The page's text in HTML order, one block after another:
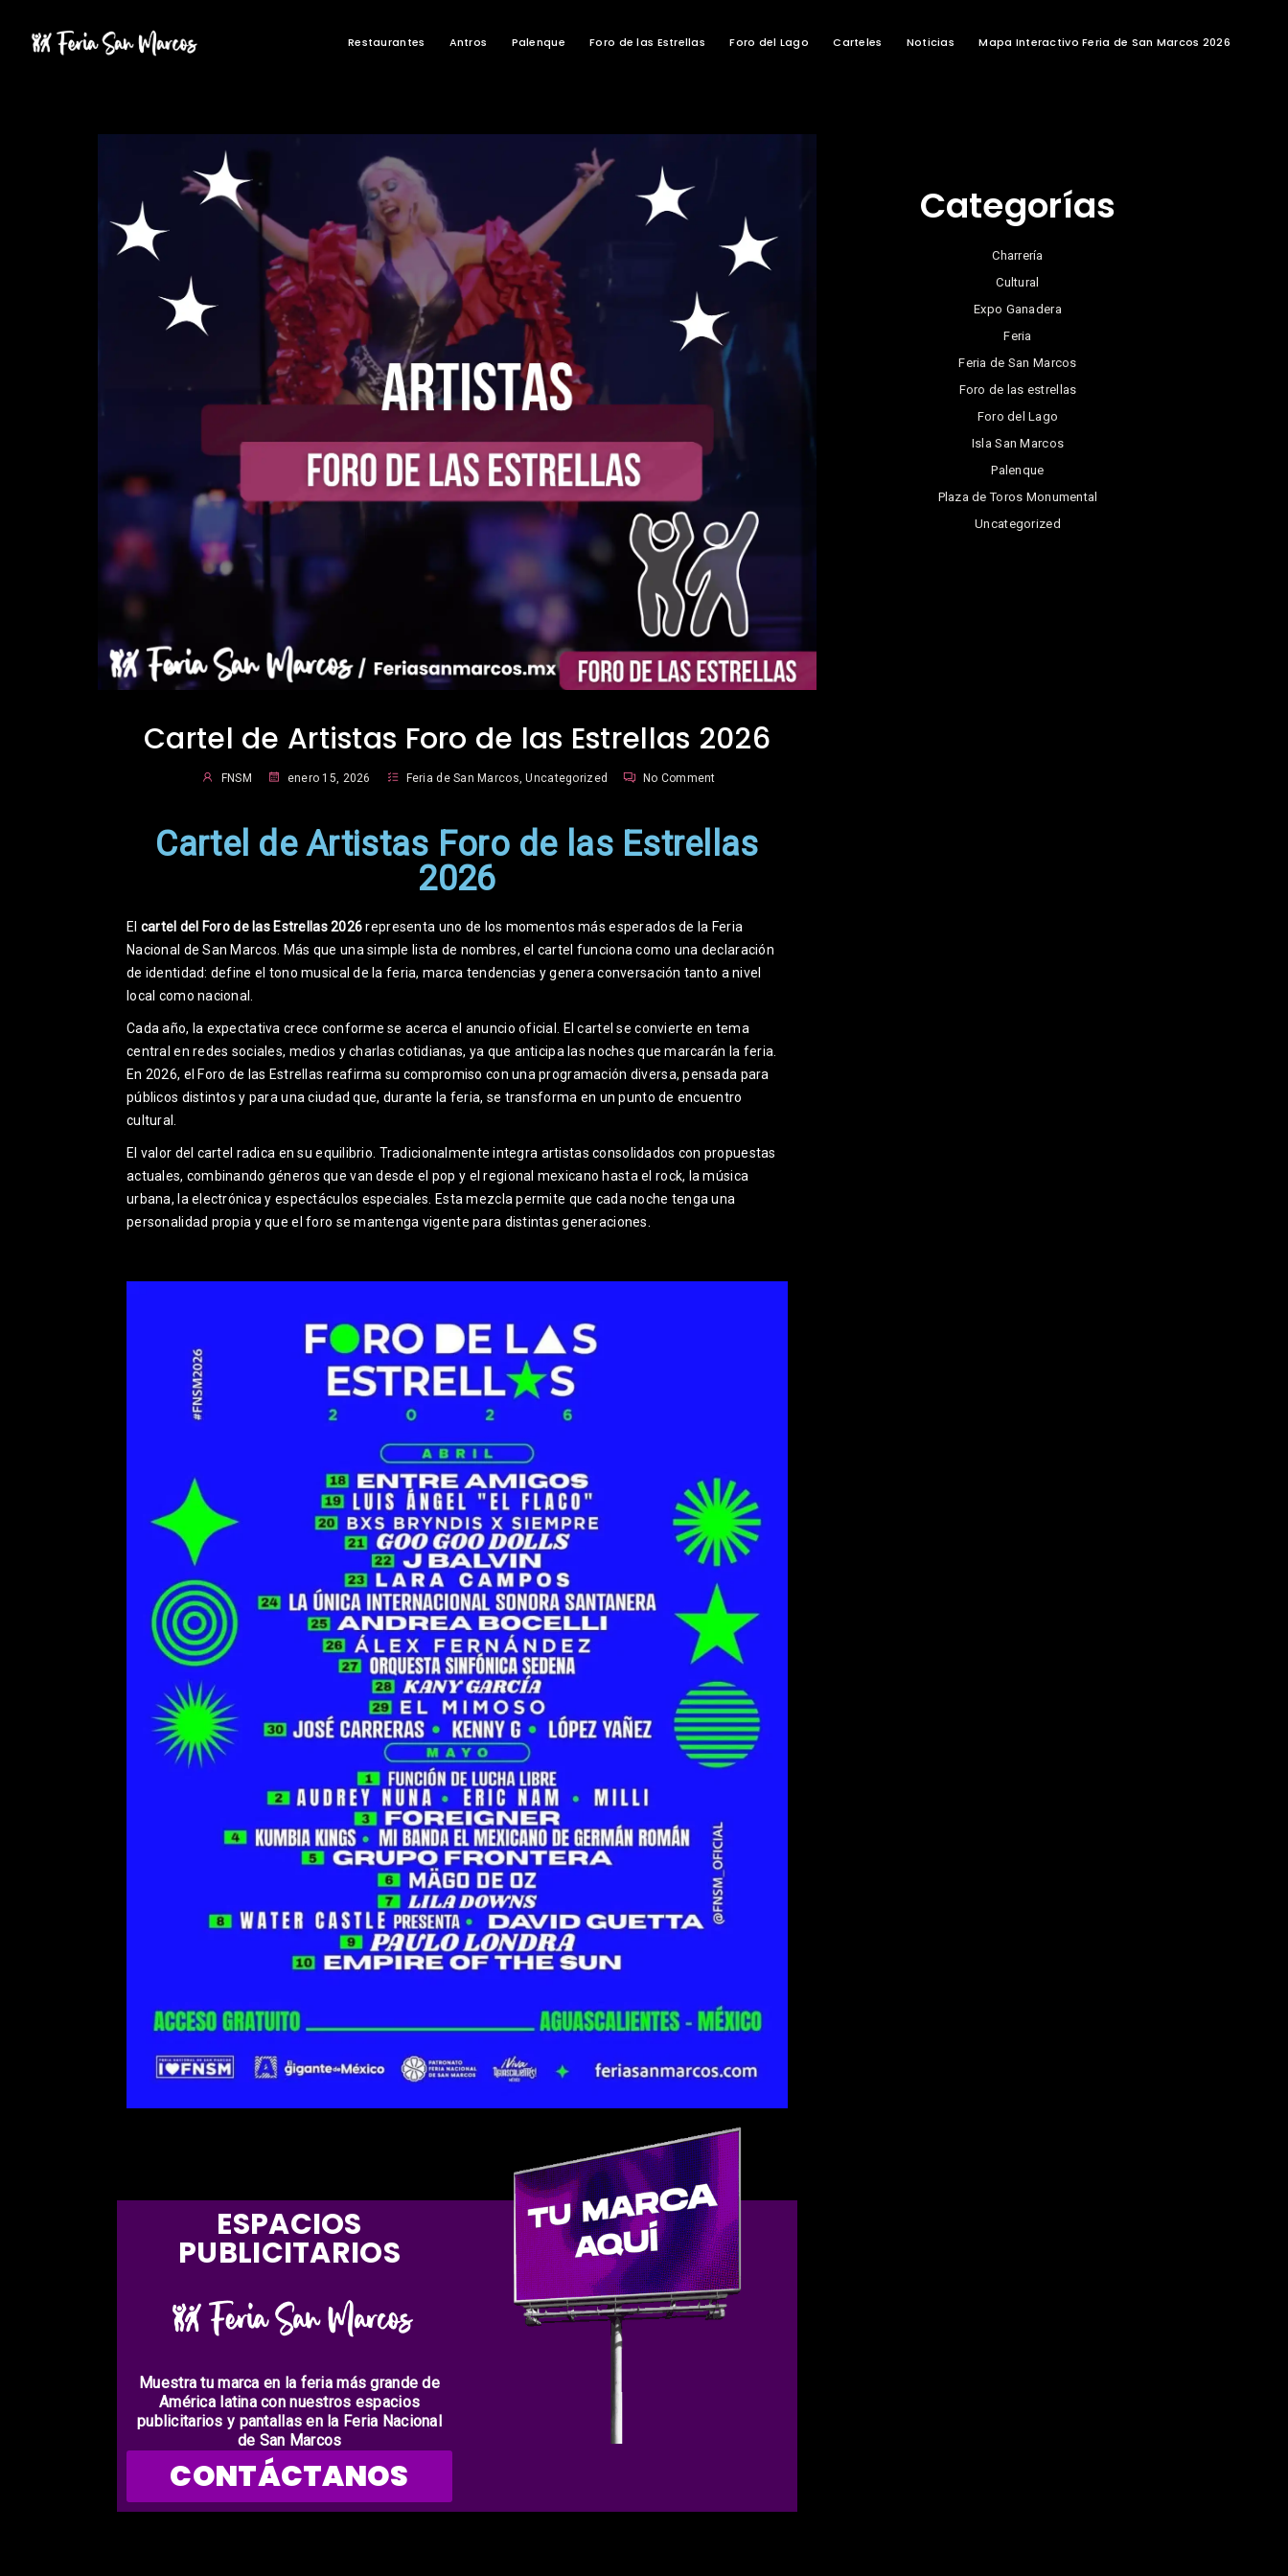
Restaurantes Antros Palenque Foro de las Estrellas Foro del Lago Carteles Noticias Mapa Interactivo Feria de San Marcos 2026
Cartel de Artistas Foro de las Estrellas 2026
FNSM enero 15, 2026 Feria de San Marcos,Uncategorized No Comment
Cartel de Artistas Foro de las Estrellas
2026
El cartel del Foro de las Estrellas 2026representa uno de los momentos más esperados de la Feria
Nacional de San Marcos. Más que una simple lista de nombres, el cartel funciona como una declaración
de identidad: define el tono musical de la feria, marca tendencias y genera conversación tanto a nivel
local como nacional.
Cada año, la expectativa crece conforme se acerca el anuncio oficial. El cartel se convierte en tema
central en redes sociales, medios y charlas cotidianas, ya que anticipa las noches que marcarán la feria.
En 2026, el Foro de las Estrellas reafirma su compromiso con una programación diversa, pensada para
públicos distintos y para una ciudad que, durante la feria, se transforma en un punto de encuentro
cultural.
El valor del cartel radica en su equilibrio. Tradicionalmente integra artistas consolidados con propuestas
actuales, combinando géneros que van desde el pop y el regional mexicano hasta el rock, la música
urbana, la electrónica y espectáculos especiales. Esta mezcla permite que cada noche tenga una
personalidad propia y que el foro se mantenga vigente para distintas generaciones.
ESPACIOS
PUBLICITARIOS
Muestra tu marca en la feria más grande de
América latina con nuestros espacios
publicitarios y pantallas en la Feria Nacional
de San Marcos
CONTÁCTANOS
Categorías
Charrería
Cultural
Expo Ganadera
Feria
Feria de San Marcos
Foro de las estrellas
Foro del Lago
Isla San Marcos
Palenque
Plaza de Toros Monumental
Uncategorized